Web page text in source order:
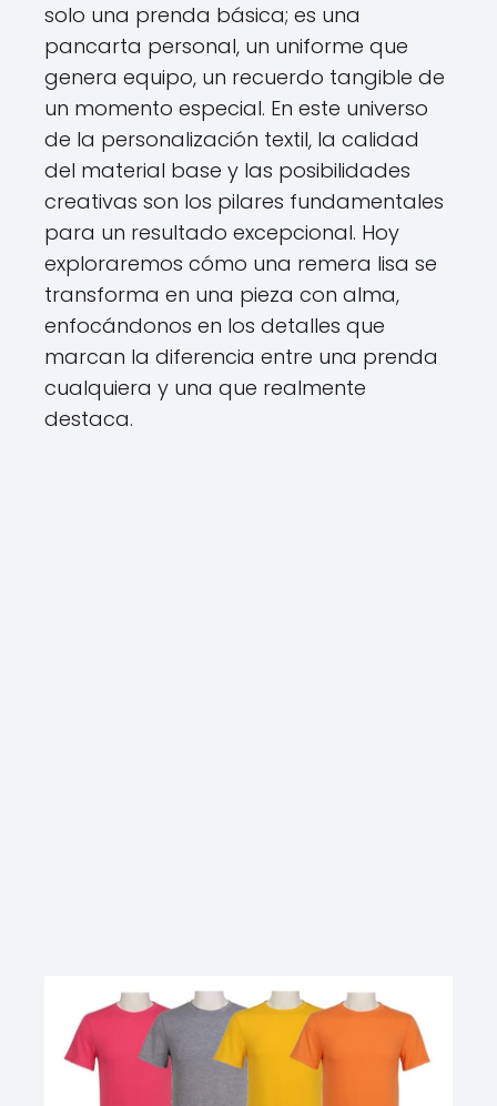
solo una prenda básica; es una
pancarta personal, un uniforme que
genera equipo, un recuerdo tangible de
un momento especial. En este universo
de la personalización textil, la calidad
del material base y las posibilidades
creativas son los pilares fundamentales
para un resultado excepcional. Hoy
exploraremos cómo una remera lisa se
transforma en una pieza con alma,
enfocándonos en los detalles que
marcan la diferencia entre una prenda
cualquiera y una que realmente
destaca.